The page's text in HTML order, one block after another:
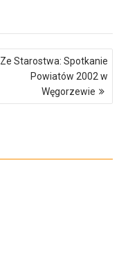
Ze Starostwa: Spotkanie
Powiatów 2002 w
Węgorzewie